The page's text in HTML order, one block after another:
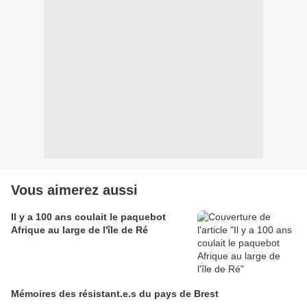
Vous aimerez aussi
Il y a 100 ans coulait le paquebot
Afrique au large de l'île de Ré
Mémoires des résistant.e.s du pays de Brest